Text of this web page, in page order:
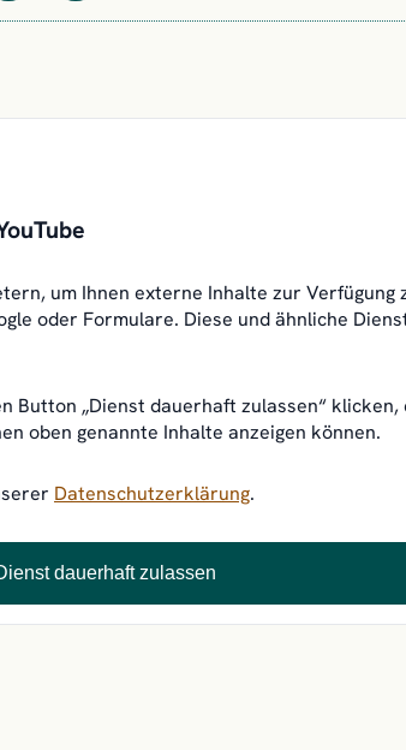
um Ihnen externe Inhalte zur Verfügung
oder Formulare. Diese und ähnliche
Button „Dienst dauerhaft zulassen“
oben genannte Inhalte anzeigen können.
Datenschutzerklärung.
dauerhaft zulassen